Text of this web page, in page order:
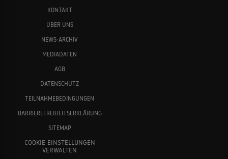
KONTAKT
ÜBER UNS
NEWS-ARCHIV
MEDIADATEN
AGB
DATENSCHUTZ
TEILNAHMEBEDINGUNGEN
BARRIEREFREIHEITSERKLÄRUNG
SITEMAP
COOKIE-EINSTELLUNGEN
VERWALTEN